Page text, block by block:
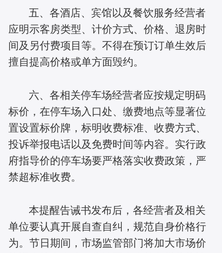
五、各酒店、宾馆以及餐饮服务经营者
应明示客房类型、计价方式、价格、退房时
间及另付费项目等。不得在预订订单生效后
擅自提高价格或单方面毁约。
六、各相关停车场经营者应按规定明码
标价，在停车场入口处、缴费地点等显著位
置设置标价牌，标明收费标准、收费方式、
投诉举报电话以及免费时间等内容。实行政
府指导价的停车场要严格落实收费政策，严
禁超标准收费。
本提醒告诫书发布后，各经营者及相关
单位要认真开展自查自纠，规范自身价格行
为。节日期间，市场监管部门将加大市场价